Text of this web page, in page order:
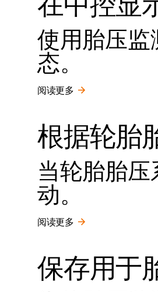
在中控显
使用胎压监
态。
阅读更多
根据轮胎
当轮胎胎
动。
阅读更多
保存用于